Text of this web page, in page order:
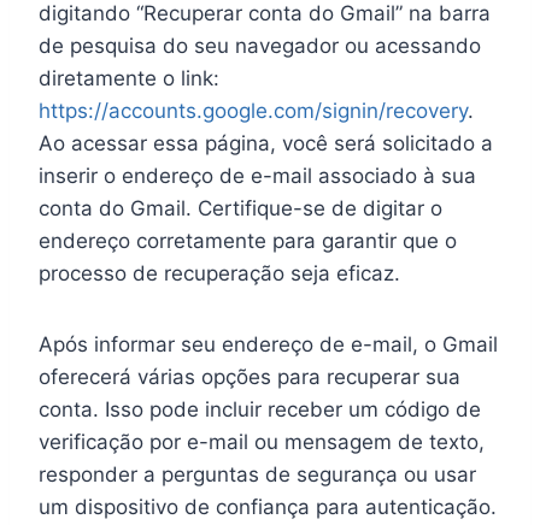
digitando “Recuperar conta do Gmail” na barra
de pesquisa do seu navegador ou acessando
diretamente o link:
https://accounts.google.com/signin/recovery.
Ao acessar essa página, você será solicitado a
inserir o endereço de e-mail associado à sua
conta do Gmail. Certifique-se de digitar o
endereço corretamente para garantir que o
processo de recuperação seja eficaz.
Após informar seu endereço de e-mail, o Gmail
oferecerá várias opções para recuperar sua
conta. Isso pode incluir receber um código de
verificação por e-mail ou mensagem de texto,
responder a perguntas de segurança ou usar
um dispositivo de confiança para autenticação.